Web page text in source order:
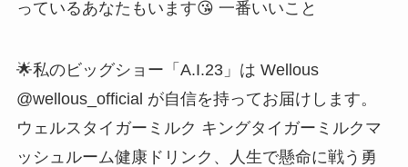
っているあなたもいます😘 一番いいこと
🌟私のビッグショー「A.I.23」は Wellous
@wellous_official が自信を持ってお届けします。
ウェルスタイガーミルク キングタイガーミルクマ
ッシュルーム健康ドリンク、人生で懸命に戦う勇